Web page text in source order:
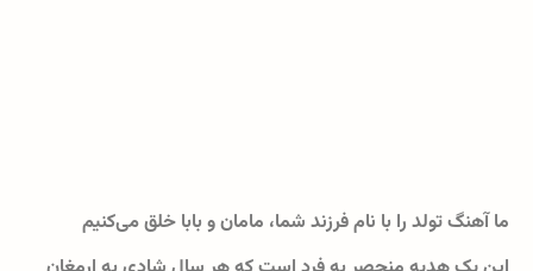
ما آهنگ تولد را با نام فرزند شما، مامان و بابا خلق می‌کنیم